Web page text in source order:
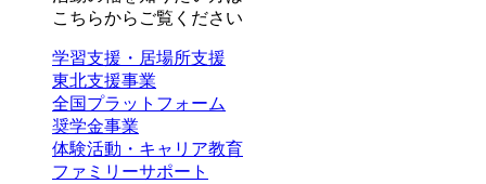
こちらからご覧ください
学習支援・居場所支援
東北支援事業
全国プラットフォーム
奨学金事業
体験活動・キャリア教育
ファミリーサポート